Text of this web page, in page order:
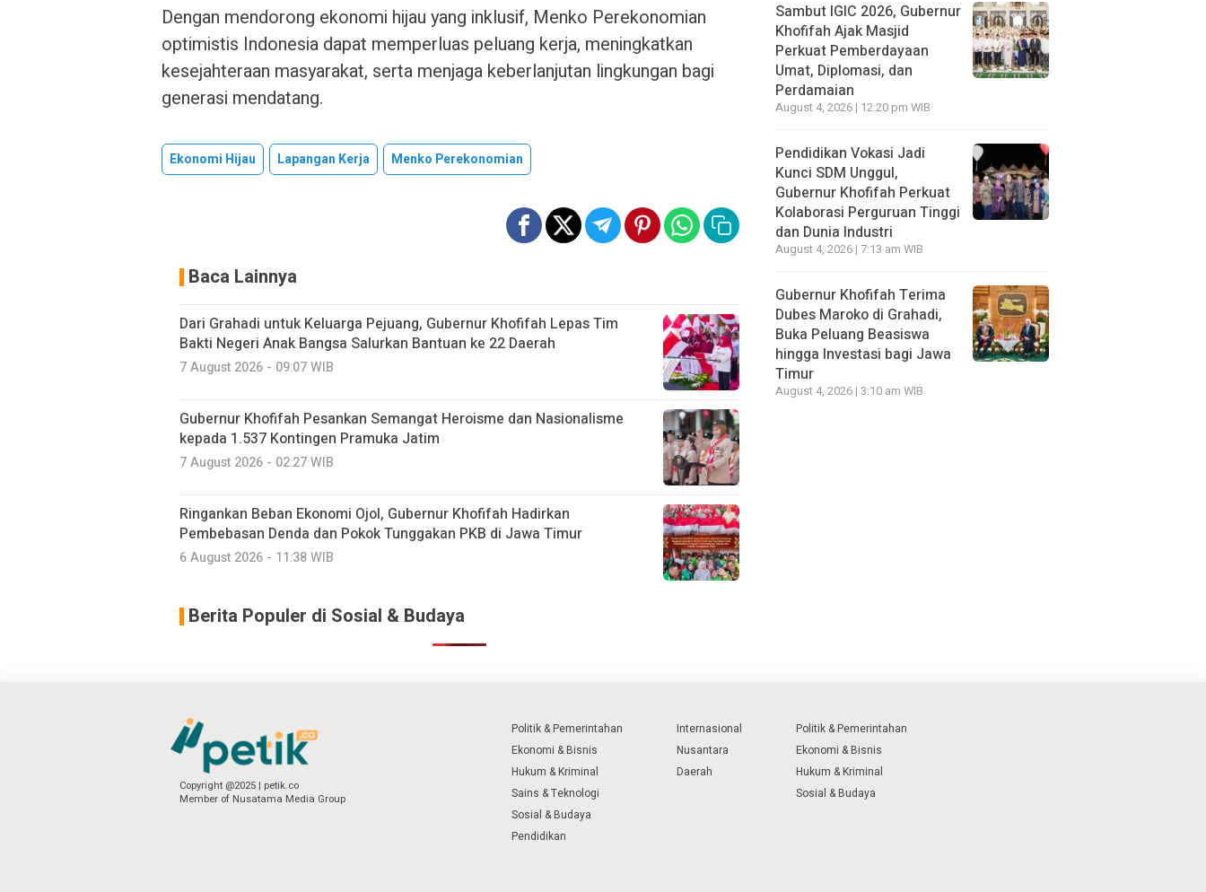
Dengan mendorong ekonomi hijau yang inklusif, Menko Perekonomian
optimistis Indonesia dapat memperluas peluang kerja, meningkatkan
kesejahteraan masyarakat, serta menjaga keberlanjutan lingkungan bagi
generasi mendatang.
Ekonomi Hijau Lapangan Kerja Menko Perekonomian
Baca Lainnya
Dari Grahadi untuk Keluarga Pejuang, Gubernur Khofifah Lepas Tim
Bakti Negeri Anak Bangsa Salurkan Bantuan ke 22 Daerah
7 August 2026 - 09:07 WIB
Gubernur Khofifah Pesankan Semangat Heroisme dan Nasionalisme
kepada 1.537 Kontingen Pramuka Jatim
7 August 2026 - 02:27 WIB
Ringankan Beban Ekonomi Ojol, Gubernur Khofifah Hadirkan
Pembebasan Denda dan Pokok Tunggakan PKB di Jawa Timur
6 August 2026 - 11:38 WIB
Berita Populer di Sosial & Budaya
Sambut IGIC 2026, Gubernur
Khofifah Ajak Masjid
Perkuat Pemberdayaan
Umat, Diplomasi, dan
Perdamaian
August 4, 2026 | 12:20 pm WIB
Pendidikan Vokasi Jadi
Kunci SDM Unggul,
Gubernur Khofifah Perkuat
Kolaborasi Perguruan Tinggi
dan Dunia Industri
August 4, 2026 | 7:13 am WIB
Gubernur Khofifah Terima
Dubes Maroko di Grahadi,
Buka Peluang Beasiswa
hingga Investasi bagi Jawa
Timur
August 4, 2026 | 3:10 am WIB
Copyright @2025 | petik.co
Member of Nusatama Media Group
Politik & Pemerintahan
Ekonomi & Bisnis
Hukum & Kriminal
Sains & Teknologi
Sosial & Budaya
Pendidikan
Internasional
Nusantara
Daerah
Politik & Pemerintahan
Ekonomi & Bisnis
Hukum & Kriminal
Sosial & Budaya